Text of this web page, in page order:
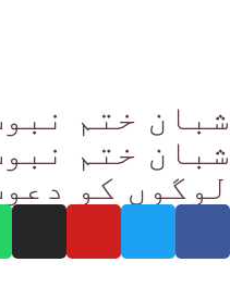
شبان ختم
شبان ختم
لوگوں کو